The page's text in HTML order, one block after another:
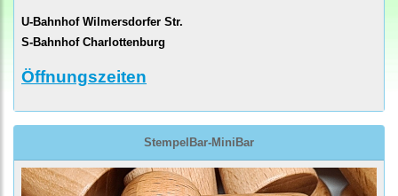
U-Bahnhof Wilmersdorfer Str.
S-Bahnhof Charlottenburg
Öffnungszeiten
StempelBar-MiniBar